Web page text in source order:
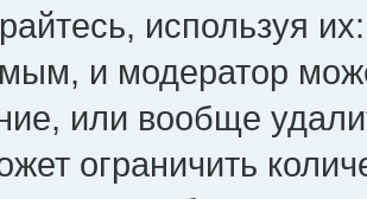
используя
и модератор
или вообще
ограничить